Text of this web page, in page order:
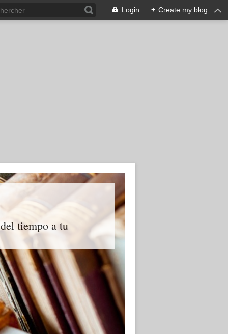
Login + Create my blog
tiempo a tu